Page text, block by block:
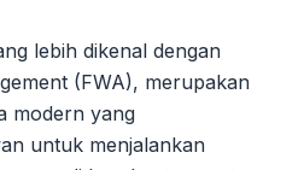
lebih dikenal dengan
(FWA), merupakan
modern yang
untuk menjalankan